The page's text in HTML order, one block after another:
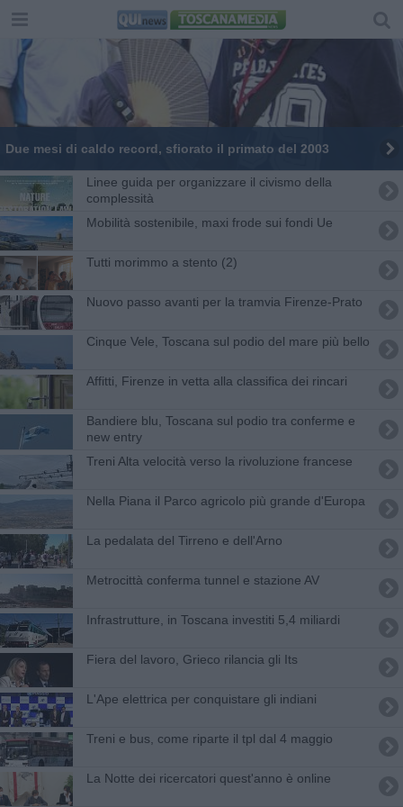
Due mesi di caldo record, sfiorato il primato del 2003
​Linee guida per organizzare il civismo della
complessità
Mobilità sostenibile, maxi frode sui fondi Ue
Tutti morimmo a stento (2)
Nuovo passo avanti per la tramvia Firenze-Prato
Cinque Vele, Toscana sul podio del mare più bello
Affitti, Firenze in vetta alla classifica dei rincari
Bandiere blu, Toscana sul podio tra conferme e
new entry
Treni Alta velocità verso la rivoluzione francese
Nella Piana il Parco agricolo più grande d'Europa
La pedalata del Tirreno e dell'Arno
​Metrocittà conferma tunnel e stazione AV
Infrastrutture, in Toscana investiti 5,4 miliardi
Fiera del lavoro, Grieco rilancia gli Its
L'Ape elettrica per conquistare gli indiani
Treni e bus, come riparte il tpl dal 4 maggio
La Notte dei ricercatori quest'anno è online